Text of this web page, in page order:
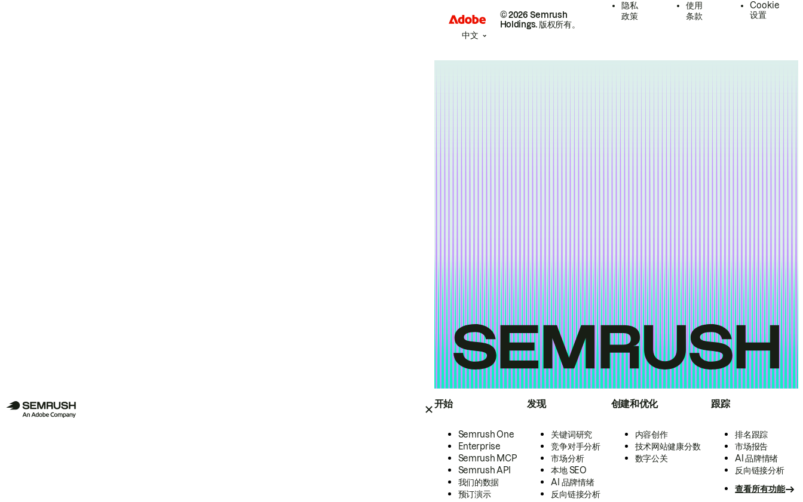
开始
Semrush One
Enterprise
Semrush MCP
Semrush API
我们的数据
预订演示
发现
关键词研究
竞争对手分析
市场分析
本地 SEO
AI 品牌情绪
反向链接分析
创建和优化
内容创作
技术网站健康分数
数字公关
跟踪
排名跟踪
市场报告
AI 品牌情绪
反向链接分析
查看所有功能
© 2026 Semrush
Holdings. 版权所有。
隐私
政策
使用
条款
Cookie
设置
中文